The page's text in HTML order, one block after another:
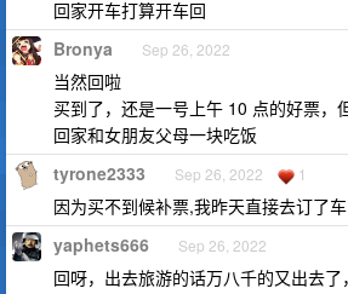
回家开车打算开车回
Bronya Sep 26, 2022
当然回啦
买到了，还是一号上午 10 点的好票，
回家和女朋友父母一块吃饭
tyrone2333 Sep 26, 2022 1
因为买不到候补票,我昨天直接去订了车
yaphets666 Sep 26, 2022
回呀，出去旅游的话万八千的又出去了